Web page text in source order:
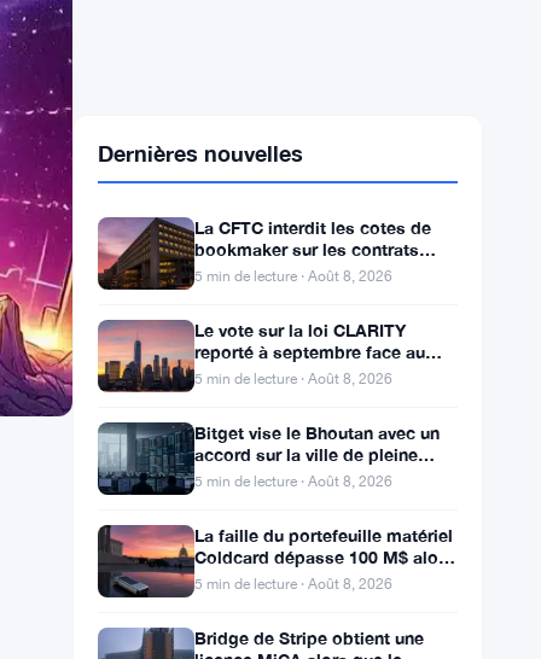
Dernières nouvelles
La CFTC interdit les cotes de
bookmaker sur les contrats
d’événements de Kalshi et
5 min de lecture · Août 8, 2026
Le vote sur la loi CLARITY
reporté à septembre face au
seuil des 60 voix pour le projet
5 min de lecture · Août 8, 2026
Bitget vise le Bhoutan avec un
accord sur la ville de pleine
conscience de Gelephu
5 min de lecture · Août 8, 2026
La faille du portefeuille matériel
Coldcard dépasse 100 M$ alors
que les pertes cryptos de juillet
5 min de lecture · Août 8, 2026
Bridge de Stripe obtient une